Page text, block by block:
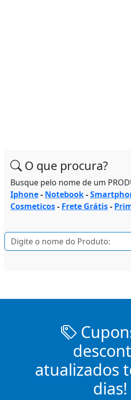
O que procura?
Busque pelo nome de um
Iphone- Notebook-
Cosmeticos- Frete Grátis-
atualizados
dias!